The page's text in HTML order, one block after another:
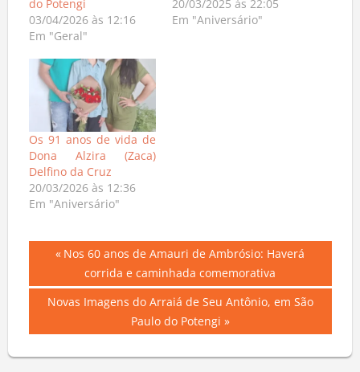
do Potengi
03/04/2026 às 12:16
Em "Geral"
20/03/2025 às 22:05
Em "Aniversário"
Os 91 anos de vida de
Dona Alzira (Zaca)
Delfino da Cruz
20/03/2026 às 12:36
Em "Aniversário"
Navegação
de
Previous
Post:
Nos 60 anos de Amauri de Ambrósio: Haverá
corrida e caminhada comemorativa
Next
Novas Imagens do Arraiá de Seu Antônio, em São
Paulo do Potengi